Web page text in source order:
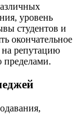
уровень
студентов и
окончательное
на репутацию
пределами.